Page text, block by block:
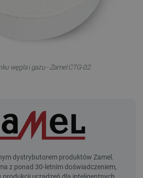
węgla i gazu - Zamel CTG-02.